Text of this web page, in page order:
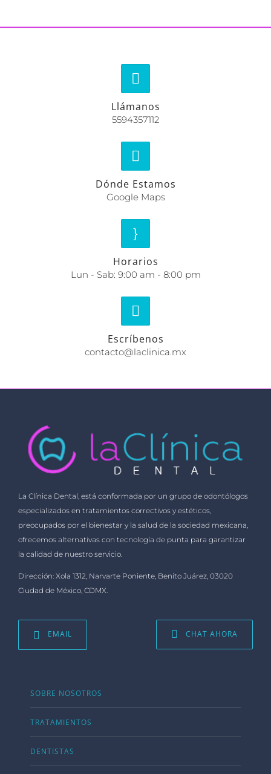
Llámanos
5594357112
Dónde Estamos
Google Maps
Horarios
Lun - Sab: 9:00 am - 8:00 pm
Escríbenos
contacto@laclinica.mx
La Clínica Dental, está conformada por un grupo de odontólogos
especializados en tratamientos correctivos y estéticos,
preocupados por el bienestar y la salud de la sociedad mexicana,
ofrecemos alternativas con tecnología de punta para garantizar
la calidad de nuestro servicio.
Dirección: Xola 1312, Narvarte Poniente, Benito Juárez, 03020
Ciudad de México, CDMX.
EMAIL CHAT AHORA
SOBRE NOSOTROS
TRATAMIENTOS
DENTISTAS